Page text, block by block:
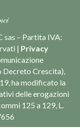
sas – Partita IVA:
| Privacy
Crescita),
ha modificato la
delle erogazioni
125 a 129, L.